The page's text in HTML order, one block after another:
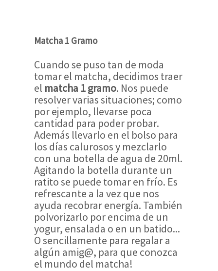
Matcha 1 Gramo
Cuando se puso tan de moda
tomar el matcha, decidimos traer
el matcha 1 gramo. Nos puede
resolver varias situaciones; como
por ejemplo, llevarse poca
cantidad para poder probar.
Además llevarlo en el bolso para
los días calurosos y mezclarlo
con una botella de agua de 20ml.
Agitando la botella durante un
ratito se puede tomar en frío. Es
refrescante a la vez que nos
ayuda recobrar energía. También
polvorizarlo por encima de un
yogur, ensalada o en un batido...
O sencillamente para regalar a
algún amig@, para que conozca
el mundo del matcha!